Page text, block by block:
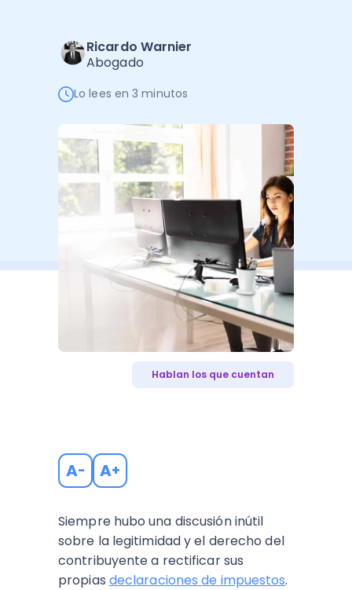
Ver todo
Ver Todo
Ricardo Warnier
Abogado
Lo lees en 3 minutos
Hablan los que cuentan
A- A+
Siempre hubo una discusión inútil
sobre la legitimidad y el derecho del
contribuyente a rectificar sus
propias declaraciones de impuestos.